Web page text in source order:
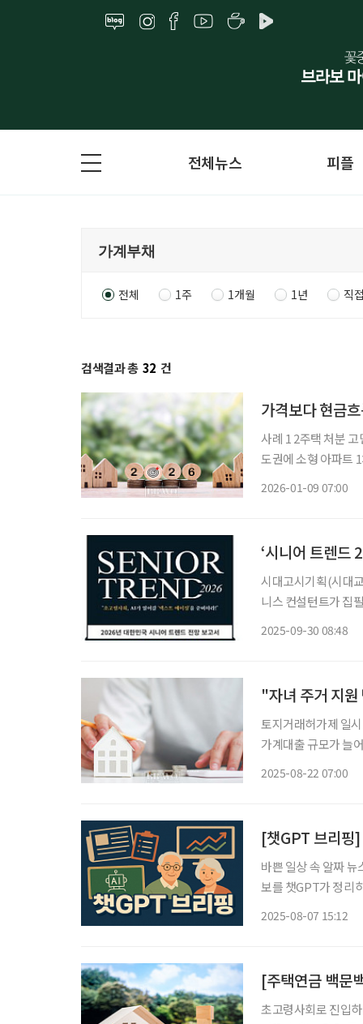
전체뉴스 피플
전체 1주 1개월 1년 직
검색결과 총 32 건
가격보다 현금
사례 1 2주택 처분 고민, 이두집 씨 은퇴 3년 차 이두집(67, 가명) 씨는 서울에 아파트 1채, 수
도권에 소형 아파트
2026-01-09 07:00
‘시니어 트렌드
시대고시기획(시대
니스 컨설턴트가 집
2025-09-30 08:48
"자녀 주거 지
토지거래허가제 일
가계대출 규모가 늘
2025-08-22 07:00
[챗GPT 브리핑
바쁜 일상 속 알짜
보를 챗GPT가 정리하고 편집
2025-08-07 15:12
초고령사회로 진입